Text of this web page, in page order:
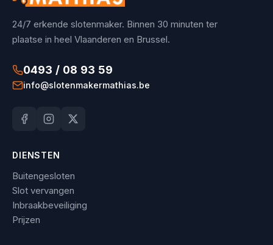
24/7 erkende slotenmaker. Binnen 30 minuten ter
plaatse in heel Vlaanderen en Brussel.
0493 / 08 93 59
info@slotenmakermathias.be
DIENSTEN
Buitengesloten
Slot vervangen
Inbraakbeveiliging
Prijzen